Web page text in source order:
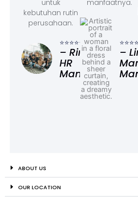
untuk
kebutuhan rutin
perusahaan.
⭐⭐⭐⭐⭐
– Rina,
HR
Manager
manfaatnya.
–
ABOUT US
OUR LOCATION